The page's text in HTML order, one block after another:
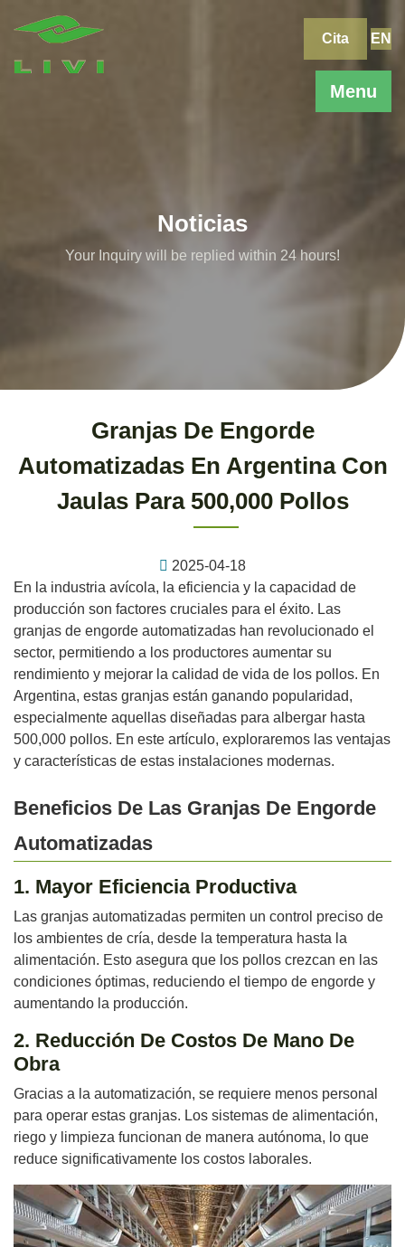
Menu
Cita EN
Noticias
Your Inquiry will be replied within 24 hours!
Granjas De Engorde
Automatizadas En Argentina Con
Jaulas Para 500,000 Pollos
2025-04-18
En la industria avícola, la eficiencia y la capacidad de
producción son factores cruciales para el éxito. Las
granjas de engorde automatizadas han revolucionado el
sector, permitiendo a los productores aumentar su
rendimiento y mejorar la calidad de vida de los pollos. En
Argentina, estas granjas están ganando popularidad,
especialmente aquellas diseñadas para albergar hasta
500,000 pollos. En este artículo, exploraremos las ventajas
y características de estas instalaciones modernas.
Beneficios De Las Granjas De Engorde
Automatizadas
1. Mayor Eficiencia Productiva
Las granjas automatizadas permiten un control preciso de
los ambientes de cría, desde la temperatura hasta la
alimentación. Esto asegura que los pollos crezcan en las
condiciones óptimas, reduciendo el tiempo de engorde y
aumentando la producción.
2. Reducción De Costos De Mano De
Obra
Gracias a la automatización, se requiere menos personal
para operar estas granjas. Los sistemas de alimentación,
riego y limpieza funcionan de manera autónoma, lo que
reduce significativamente los costos laborales.